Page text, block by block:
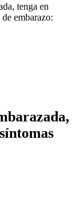
tenga en
embarazo: